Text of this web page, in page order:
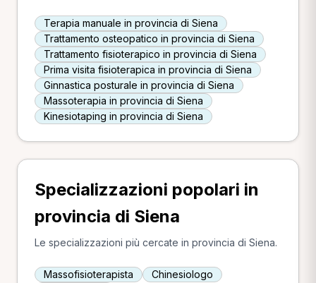
Terapia manuale in provincia di Siena
Trattamento osteopatico in provincia di Siena
Trattamento fisioterapico in provincia di Siena
Prima visita fisioterapica in provincia di Siena
Ginnastica posturale in provincia di Siena
Massoterapia in provincia di Siena
Kinesiotaping in provincia di Siena
Specializzazioni popolari in
provincia di Siena
Le specializzazioni più cercate in provincia di Siena.
Massofisioterapista
Chinesiologo